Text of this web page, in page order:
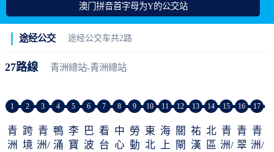
澳门拼音首字母为Y的公交站
途经公交 途经公交车共2路
27路線 青洲總站-青洲總站
1
青
洲
2
跨
境
3
青
洲/
4
鴨
涌
5
李
寶
6
巴
波
7
看
台
8
中
心
9
勞
動
10
東
北
11
海
上
12
關
閘
13
祐
漢
14
北
區
15
青
洲/
16
青
翠
17
青
洲/